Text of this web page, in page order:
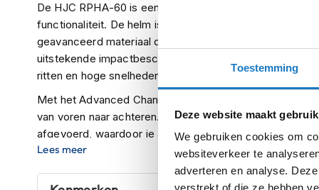
Toestemming
Deze website maakt
We gebruiken cookies om
websiteverkeer te
adverteren en analyse.
verstrekt of die ze hebben
Tear-
offs
Crossbrillen
Helm
De HJC RPHA-60 is een integraalhelm die de perfecte
functionaliteit. De helm is vervaardigd met de Premium
geavanceerd materiaal dat epoxy en glasvezel
uitstekende impactbescherming, terwijl de helm
ritten en hoge snelheden.
Met het Advanced Channeling Ventilation System biedt
van voren naar achteren. Dankzij drie inlaten en vier
afgevoerd, waardoor je altijd koel en comfortabel blijft,
aerodynamische schaalstructuur vermindert
Lees meer